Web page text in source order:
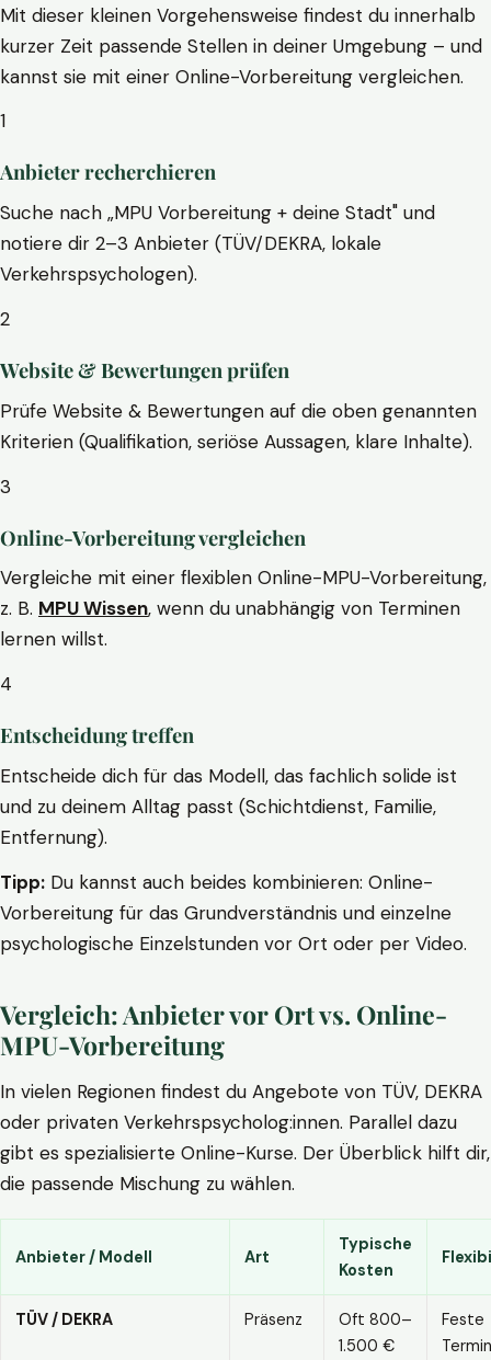
Mit dieser kleinen Vorgehensweise findest du innerhalb
kurzer Zeit passende Stellen in deiner Umgebung – und
kannst sie mit einer Online-Vorbereitung vergleichen.
1
Anbieter recherchieren
Suche nach „MPU Vorbereitung + deine Stadt" und
notiere dir 2–3 Anbieter (TÜV/DEKRA, lokale
Verkehrspsychologen).
2
Website & Bewertungen prüfen
Prüfe Website & Bewertungen auf die oben genannten
Kriterien (Qualifikation, seriöse Aussagen, klare Inhalte).
3
Online-Vorbereitung vergleichen
Vergleiche mit einer flexiblen Online-MPU-Vorbereitung,
z. B. MPU Wissen, wenn du unabhängig von Terminen
lernen willst.
4
Entscheidung treffen
Entscheide dich für das Modell, das fachlich solide ist
und zu deinem Alltag passt (Schichtdienst, Familie,
Entfernung).
Tipp: Du kannst auch beides kombinieren: Online-
Vorbereitung für das Grundverständnis und einzelne
psychologische Einzelstunden vor Ort oder per Video.
Vergleich: Anbieter vor Ort vs. Online-
MPU-Vorbereitung
In vielen Regionen findest du Angebote von TÜV, DEKRA
oder privaten Verkehrspsycholog:innen. Parallel dazu
gibt es spezialisierte Online-Kurse. Der Überblick hilft dir,
die passende Mischung zu wählen.
Anbieter / Modell Art
Typische
Kosten
TÜV / DEKRA Präsenz
Oft 800–
1.500 €
Feste